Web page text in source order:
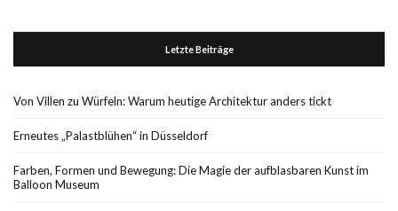
Letzte Beiträge
Von Villen zu Würfeln: Warum heutige Architektur anders tickt
Erneutes „Palastblühen“ in Düsseldorf
Farben, Formen und Bewegung: Die Magie der aufblasbaren Kunst im
Balloon Museum